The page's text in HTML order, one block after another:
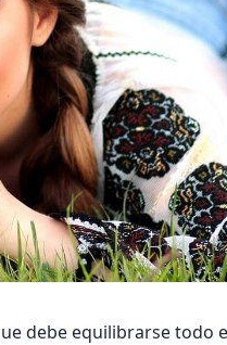
debe equilibrarse todo